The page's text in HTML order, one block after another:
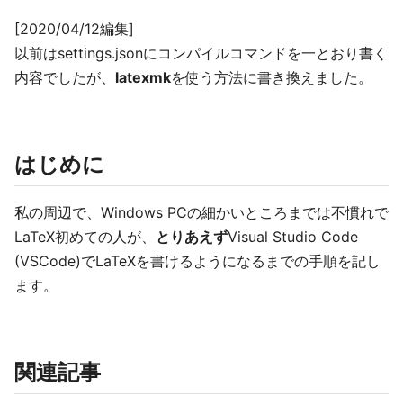
[2020/04/12編集]
以前はsettings.jsonにコンパイルコマンドを一とおり書く
内容でしたが、 latexmkを使う方法に書き換えました。
はじめに
私の周辺で、Windows PCの細かいところまでは不慣れで
LaTeX初めての人が、 とりあえずVisual Studio Code
(VSCode)でLaTeXを書けるようになるまでの手順を記し
ます。
関連記事